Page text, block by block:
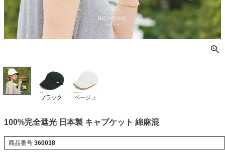
ブラック ベージュ
100%完全遮光 日本製 キャプケット 綿麻混
商品番号 360038